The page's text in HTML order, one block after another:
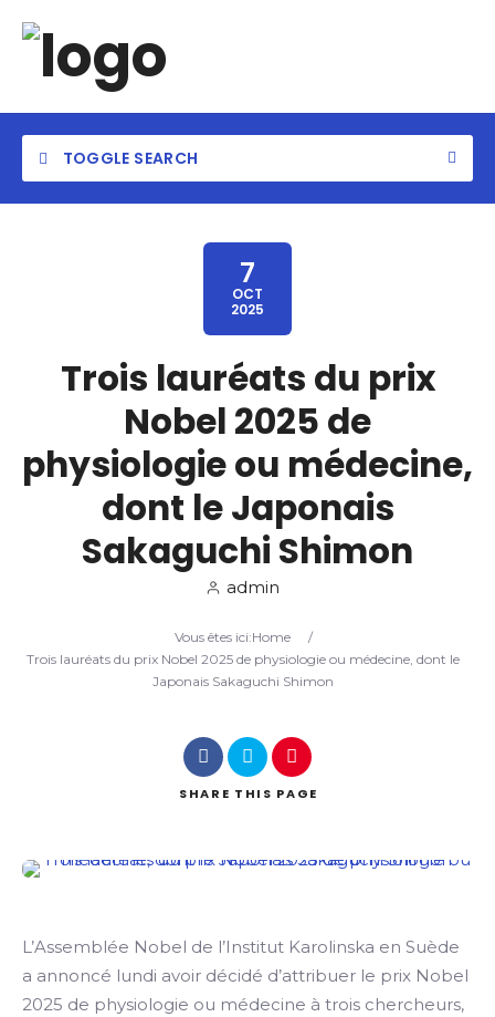
TOGGLE SEARCH
Search
7
OCT
2025
Trois lauréats du prix
Nobel 2025 de
physiologie ou médecine,
dont le Japonais
Sakaguchi Shimon
admin
Vous êtes ici:Home
/
Trois lauréats du prix Nobel 2025 de physiologie ou médecine, dont le
Japonais Sakaguchi Shimon
SHARE THIS PAGE
L’Assemblée Nobel de l’Institut Karolinska en Suède
a annoncé lundi avoir décidé d’attribuer le prix Nobel
2025 de physiologie ou médecine à trois chercheurs,